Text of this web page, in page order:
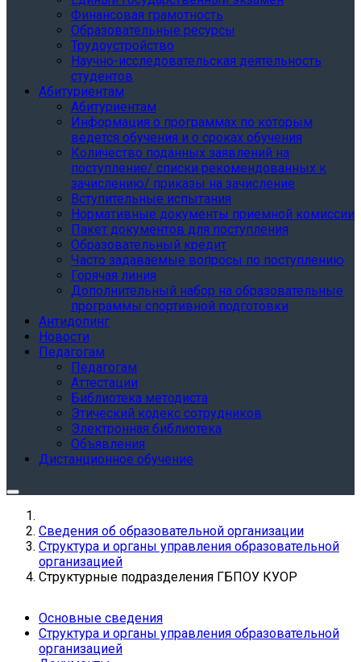
Финансовая грамотность
Образовательные ресурсы
Трудоустройство
Научно-исследовательская деятельность
студентов
Абитуриентам
Абитуриентам
Информация о программах по которым
ведется обучения и о сроках обучения
Количество поданных заявлений на
поступление/ списки рекомендованных к
зачислению/ приказы на зачисление
Вступительные испытания
Нормативные документы приемной комиссии
Пакет документов для поступления
Образовательный кредит
Часто задаваемые вопросы по поступлению
Горячая линия
Дополнительный набор на образовательные
программы спортивной подготовки
Антидопинг
Новости
Педагогам
Педагогам
Аттестации
Библиотека методиста
Этический кодекс сотрудников
Электронная библиотека
Объявления
Дистанционное обучение
Сведения об образовательной организации
Структура и органы управления образовательной
организацией
Структурные подразделения ГБПОУ КУОР
Основные сведения
Структура и органы управления образовательной
организацией